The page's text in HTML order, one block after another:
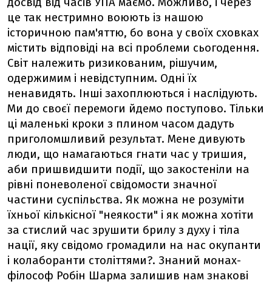
це так нестримно воюють із нашою
історичною пам'яттю, бо вона у своїх сховках
містить відповіді на всі проблеми сьогодення.
Світ належить ризикованим, рішучим,
одержимим і невідступним. Одні їх
ненавидять. Інші захоплюються і наслідують.
Ми до своєї перемоги йдемо поступово. Тільки
ці маленькі кроки з плином часом дадуть
приголомшливий результат. Мене дивують
люди, що намагаються гнати час у тришия,
аби пришвидшити події, що закостеніли на
рівні поневоленої свідомости значної
частини суспільства. Як можна не розуміти
їхньої кількісної "неякости" і як можна хотіти
за стислий час зрушити брилу з духу і тіла
нації, яку свідомо громадили на нас окупанти
і колаборанти століттями?. Знаний монах-
філософ Робін Шарма залишив нам знакові